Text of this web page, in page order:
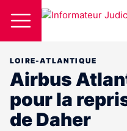
LOIRE-ATLANTIQUE
Airbus
pour la
de Daher